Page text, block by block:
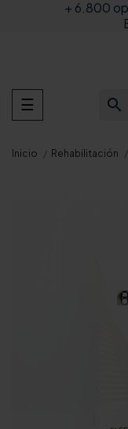
+ 6.800
search
Navegación
de
☰
Inicio Rehabilitación